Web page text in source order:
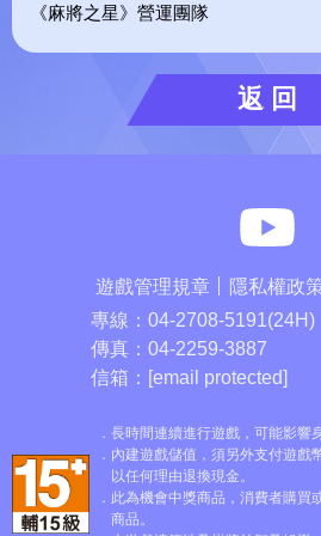
《麻將之星》營運團隊
返 回
麻
遊戲管理規章 隱私權政
專線：04-2708-5191(24H)
傳真：04-2259-3887
信箱： [email protected]
長時間連續進行遊戲，可能影響
內建遊戲儲值，須另外支付遊戲
以任何理由退換現金。
此為機會中獎商品，消費者購買
商品。